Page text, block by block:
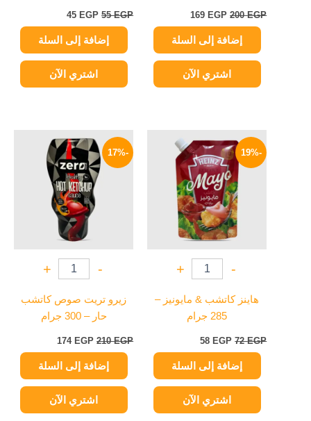
200EGP
169 EGP
إضافة إلى السلة
اشتري الآن
55EGP
45 EGP
إضافة إلى السلة
اشتري الآن
-19%
-
+
هاينز كاتشب & مايونيز –
285 جرام
72EGP
الأصلي
هو:
72 EGP.
58 EGP
الحالي
هو:
58 EGP.
إضافة إلى السلة
اشتري الآن
-17%
-
+
زيرو تريت صوص كاتشب
حار – 300 جرام
210EGP
الأصلي
هو:
210 EGP.
174 EGP
الحالي
هو:
174 EGP.
إضافة إلى السلة
اشتري الآن